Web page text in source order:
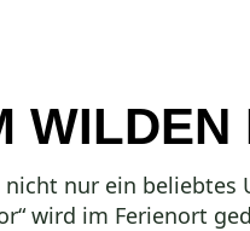
WILDEN
nicht nur ein beliebtes
wird im Ferienort